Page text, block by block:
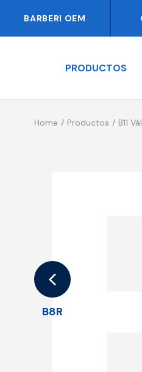
BARBERI OEM
PRODUCTOS
Home Productos B11
B8R